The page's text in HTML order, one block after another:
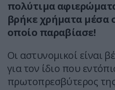
πολύτιμα
βρήκε χρήματα μέσα
οποίο παραβίασε!
Οι αστυνομικοί είναι
για τον ίδιο που
πρωτοπρεσβύτερος